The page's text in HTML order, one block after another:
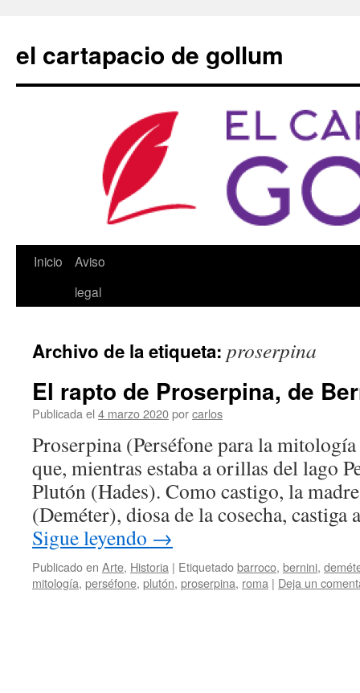
contenido
el cartapacio de gollum
Inicio
Aviso
legal
Archivo de la etiqueta: proserpina
El rapto de Proserpina, de
Publicada el 4 marzo 2020porcarlos
Proserpina (Perséfone para la
que, mientras estaba a orillas del lago
Plutón (Hades). Como castigo, la
(Deméter), diosa de la cosecha,
Sigue leyendo →
Publicado en Arte, Historia | Etiquetadobarroco, bernini,
mitología, perséfone, plutón, proserpina, roma | Deja un